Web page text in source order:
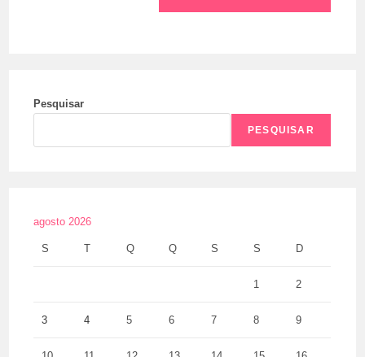
Pesquisar
PESQUISAR
agosto 2026
S T Q Q S S D
1 2
3 4 5 6 7 8 9